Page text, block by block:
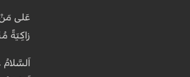
عَلى مَنْ
زاكِيَةً